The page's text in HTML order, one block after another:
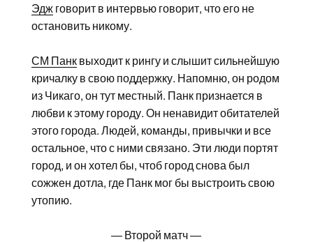
Эджговорит в интервью говорит, что его не
остановить никому.
СМ Панквыходит к рингу и слышит сильнейшую
кричалку в свою поддержку. Напомню, он родом
из Чикаго, он тут местный. Панк признается в
любви к этому городу. Он ненавидит обитателей
этого города. Людей, команды, привычки и все
остальное, что с ними связано. Эти люди портят
город, и он хотел бы, чтоб город снова был
сожжен дотла, где Панк мог бы выстроить свою
утопию.
— Второй матч —